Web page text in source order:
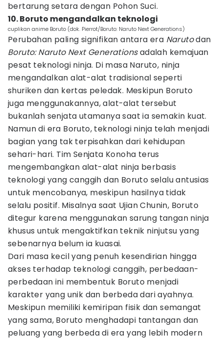
bertarung setara dengan Pohon Suci.
10. Boruto mengandalkan teknologi
cuplikan anime Boruto (dok. Pierrot/Boruto: Naruto Next Generations)
Perubahan paling signifikan antara era Narutodan
Boruto: Naruto Next Generationsadalah kemajuan
pesat teknologi ninja. Di masa Naruto, ninja
mengandalkan alat-alat tradisional seperti
shuriken dan kertas peledak. Meskipun Boruto
juga menggunakannya, alat-alat tersebut
bukanlah senjata utamanya saat ia semakin kuat.
Namun di era Boruto, teknologi ninja telah menjadi
bagian yang tak terpisahkan dari kehidupan
sehari-hari. Tim Senjata Konoha terus
mengembangkan alat-alat ninja berbasis
teknologi yang canggih dan Boruto selalu antusias
untuk mencobanya, meskipun hasilnya tidak
selalu positif. Misalnya saat Ujian Chunin, Boruto
ditegur karena menggunakan sarung tangan ninja
khusus untuk mengaktifkan teknik ninjutsu yang
sebenarnya belum ia kuasai.
Dari masa kecil yang penuh kesendirian hingga
akses terhadap teknologi canggih, perbedaan-
perbedaan ini membentuk Boruto menjadi
karakter yang unik dan berbeda dari ayahnya.
Meskipun memiliki kemiripan fisik dan semangat
yang sama, Boruto menghadapi tantangan dan
peluang yang berbeda di era yang lebih modern